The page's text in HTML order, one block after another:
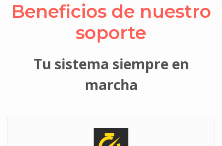
Beneficios de nuestro
soporte
Tu sistema siempre en
marcha